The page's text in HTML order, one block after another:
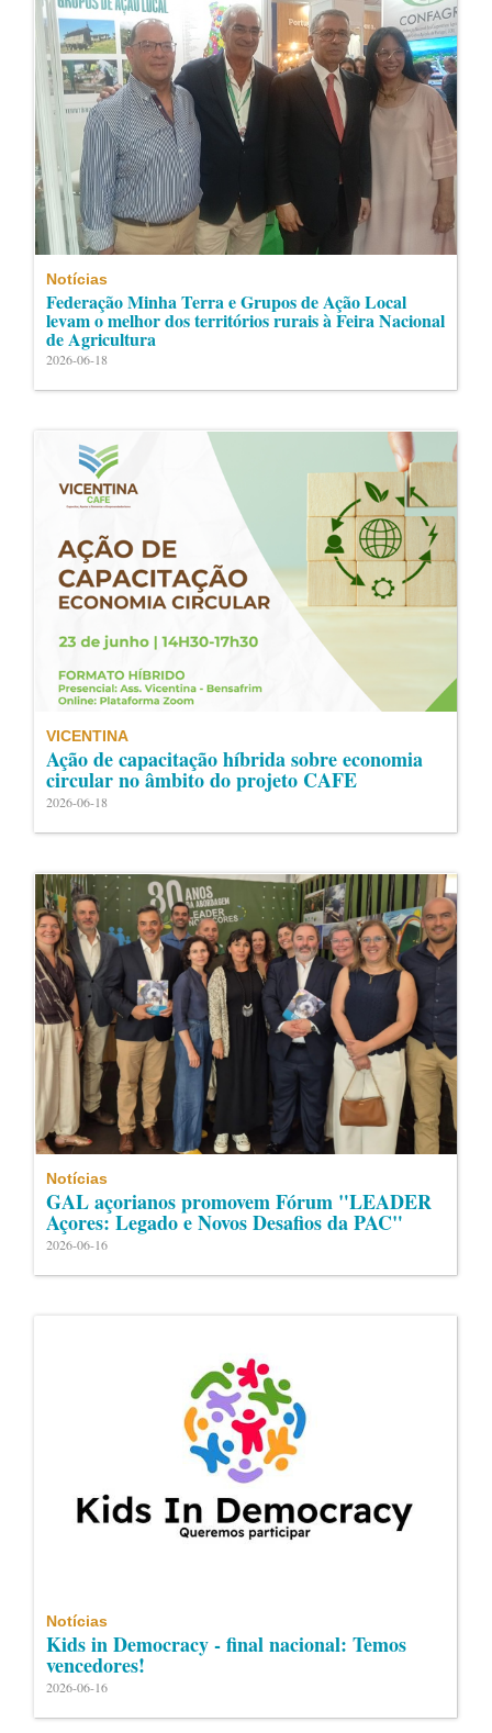
Notícias
Federação Minha Terra e Grupos de Ação Local
levam o melhor dos territórios rurais à Feira Nacional
de Agricultura
2026-06-18
VICENTINA
Ação de capacitação híbrida sobre economia
circular no âmbito do projeto CAFE
2026-06-18
Notícias
GAL açorianos promovem Fórum "LEADER
Açores: Legado e Novos Desafios da PAC"
2026-06-16
Notícias
Kids in Democracy - final nacional: Temos
vencedores!
2026-06-16